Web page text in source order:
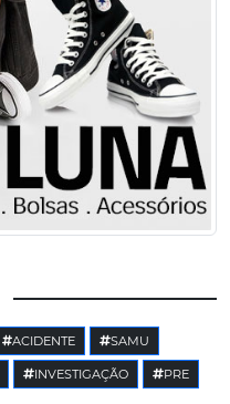
ACIDENTE SAMU
INVESTIGAÇÃO PRE